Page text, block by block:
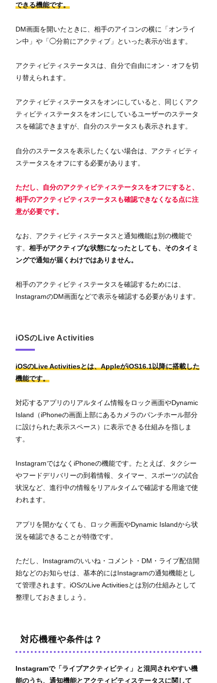
できる機能です。
DM画面を開いたときに、相手のアイコンの横に「オンライ
ン中」や「◯分前にアクティブ」といった表示が出ます。
アクティビティステータスは、自分で自由にオン・オフを切
り替えられます。
アクティビティステータスをオンにしていると、同じくアク
ティビティステータスをオンにしているユーザーのステータ
スを確認できますが、自分のステータスも表示されます。
自分のステータスを表示したくない場合は、アクティビティ
ステータスをオフにする必要があります。
ただし、自分のアクティビティステータスをオフにすると、
相手のアクティビティステータスも確認できなくなる点に注
意が必要です。
なお、アクティビティステータスと通知機能は別の機能で
す。 相手がアクティブな状態になったとしても、そのタイミ
ングで通知が届くわけではありません。
相手のアクティビティステータスを確認するためには、
InstagramのDM画面などで表示を確認する必要があります。
iOSのLive Activities
iOSのLive Activitiesとは、AppleがiOS16.1以降に搭載した
機能です。
対応するアプリのリアルタイム情報をロック画面やDynamic
Island（iPhoneの画面上部にあるカメラのパンチホール部分
に設けられた表示スペース）に表示できる仕組みを指しま
す。
InstagramではなくiPhoneの機能です。たとえば、タクシー
やフードデリバリーの到着情報、タイマー、スポーツの試合
状況など、進行中の情報をリアルタイムで確認する用途で使
われます。
アプリを開かなくても、ロック画面やDynamic Islandから状
況を確認できることが特徴です。
ただし、Instagramのいいね・コメント・DM・ライブ配信開
始などのお知らせは、基本的にはInstagramの通知機能とし
て管理されます。iOSのLive Activitiesとは別の仕組みとして
整理しておきましょう。
対応機種や条件は？
Instagramで「ライブアクティビティ」と混同されやすい機
能のうち、通知機能とアクティビティステータスに関して